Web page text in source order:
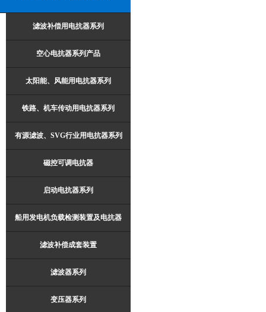
滤波补偿用电抗器系列
空心电抗器系列产品
太阳能、风能用电抗器系列
铁路、机车传动用电抗器系列
有源滤波、SVG行业用电抗器系列
磁控可调电抗器
启动电抗器系列
船用发电机负载检测装置及电抗器
滤波补偿成套装置
滤波器系列
变压器系列